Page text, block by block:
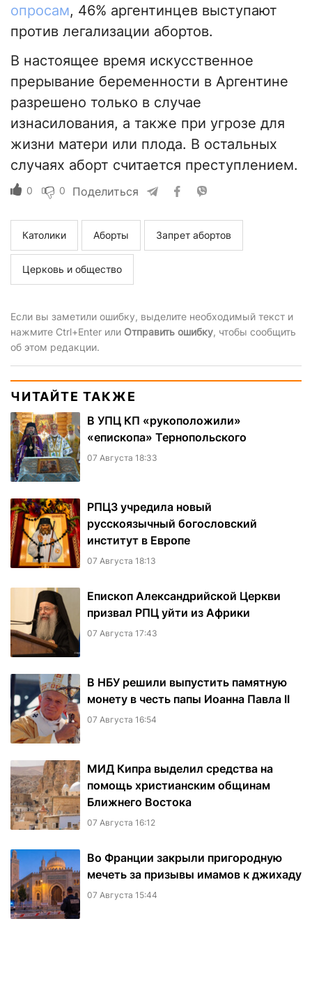
опросам, 46% аргентинцев выступают
против легализации абортов.
В настоящее время искусственное
прерывание беременности в Аргентине
разрешено только в случае
изнасилования, а также при угрозе для
жизни матери или плода. В остальных
случаях аборт считается преступлением.
0 0 Поделиться
Католики Аборты Запрет абортов
Церковь и общество
Если вы заметили ошибку, выделите необходимый текст и
нажмите Ctrl+Enter или Отправить ошибку, чтобы сообщить
об этом редакции.
ЧИТАЙТЕ ТАКЖЕ
В УПЦ КП «рукоположили»
«епископа» Тернопольского
07 Августа 18:33
РПЦЗ учредила новый
русскоязычный богословский
институт в Европе
07 Августа 18:13
Епископ Александрийской Церкви
призвал РПЦ уйти из Африки
07 Августа 17:43
В НБУ решили выпустить памятную
монету в честь папы Иоанна Павла II
07 Августа 16:54
МИД Кипра выделил средства на
помощь христианским общинам
Ближнего Востока
07 Августа 16:12
Во Франции закрыли пригородную
мечеть за призывы имамов к джихаду
07 Августа 15:44